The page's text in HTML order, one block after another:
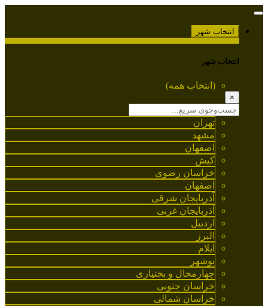
انتخاب شهر
انتخاب شهر
(انتخاب همه)
×
تهران
مشهد
اصفهان
کیش
خراسان رضوی
اصفهان
آذربایجان شرقی
آذربایجان غربی
اردبیل
البرز
ایلام
بوشهر
چهارمحال و بختیاری
خراسان جنوبی
خراسان شمالی